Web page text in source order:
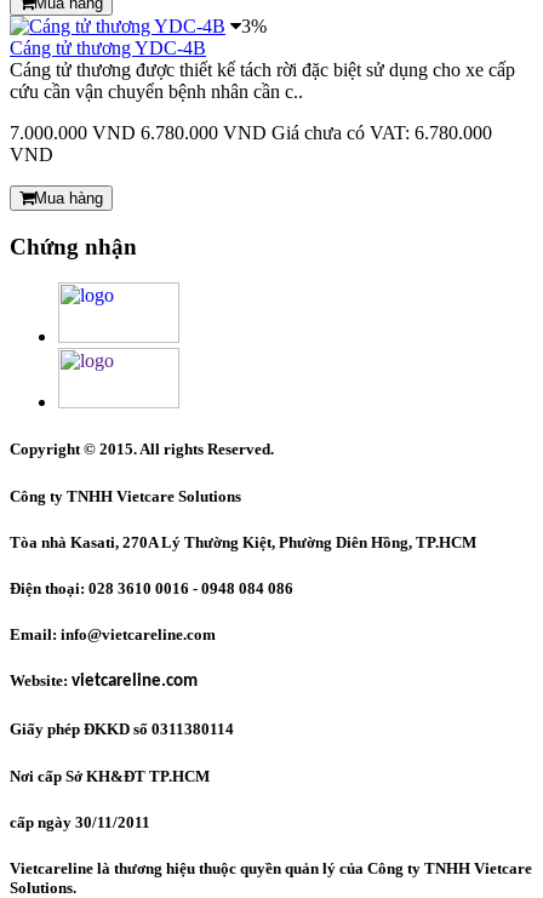
3%
Cáng tử thương YDC-4B
Cáng tử thương được thiết kế tách rời đặc biệt sử dụng cho xe cấp
cứu cần vận chuyển bệnh nhân cần c..
7.000.000 VND 6.780.000 VND Giá chưa có VAT: 6.780.000
VND
Mua hàng
Chứng nhận
Copyright © 2015. All rights Reserved.
Công ty TNHH Vietcare Solutions
Tòa nhà Kasati, 270A Lý Thường Kiệt, Phường Diên Hồng, TP.HCM
Điện thoại: 028 3610 0016 - 0948 084 086
Email: info@vietcareline.com
Website: vietcareline.com
Giấy phép ĐKKD số 0311380114
Nơi cấp Sở KH&ĐT TP.HCM
cấp ngày 30/11/2011
Vietcareline là thương hiệu thuộc quyền quản lý của Công ty TNHH Vietcare
Solutions.